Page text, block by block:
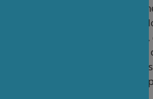
de perder o mandato, o
mais de uma hora. Hugo
Glauber com truculência,
com as big techs, os perfis
mostrou o muque, num
da anistia, agora sob o